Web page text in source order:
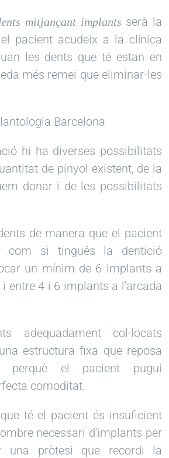
mitjançant implants serà la
pacient acudeix a la clínica
les dents que té estan en
més remei que eliminar-les
hi ha diverses possibilitats
de pinyol existent, de la
donar i de les possibilitats
de manera que el pacient
com si tingués la dentició
un mínim de 6 implants a
entre 4 i 6 implants a l'arcada
adequadament col·locats
estructura fixa que reposa
perquè el pacient pugui
comoditat.
té el pacient és insuficient
necessari d'implants per
una pròtesi que recordi la